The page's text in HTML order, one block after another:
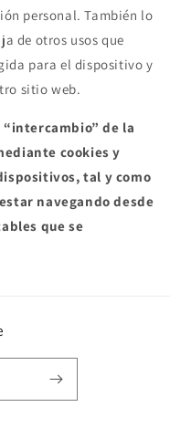
personal. También lo
de otros usos que
para el dispositivo y
sitio web.
“intercambio” de la
cookies y
tal y como
navegando desde
que se